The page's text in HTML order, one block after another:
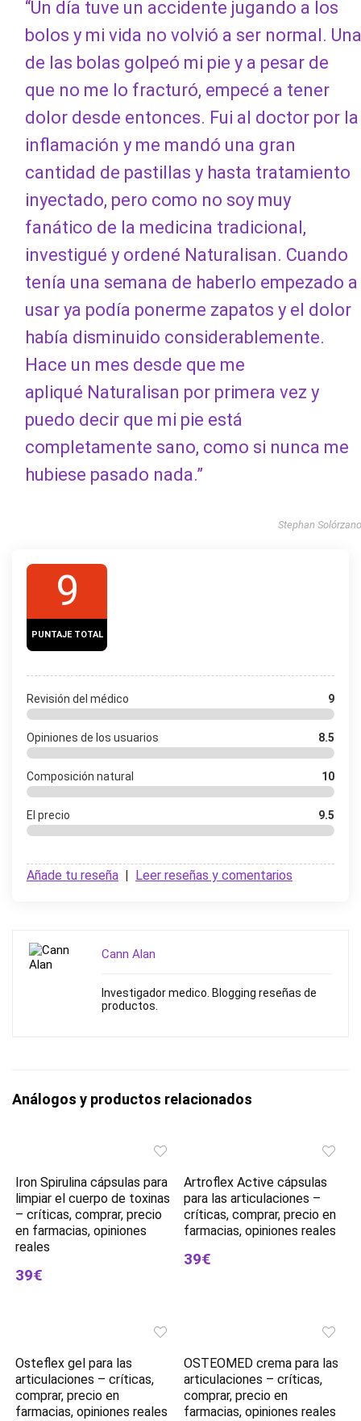
“Un día tuve un accidente jugando a los
bolos y mi vida no volvió a ser normal. Una
de las bolas golpeó mi pie y a pesar de
que no me lo fracturó, empecé a tener
dolor desde entonces. Fui al doctor por la
inflamación y me mandó una gran
cantidad de pastillas y hasta tratamiento
inyectado, pero como no soy muy
fanático de la medicina tradicional,
investigué y ordené Naturalisan. Cuando
tenía una semana de haberlo empezado a
usar ya podía ponerme zapatos y el dolor
había disminuido considerablemente.
Hace un mes desde que me
apliqué Naturalisan por primera vez y
puedo decir que mi pie está
completamente sano, como si nunca me
hubiese pasado nada.”
Stephan Solórzano
9
PUNTAJE TOTAL
Revisión del médico 9
Opiniones de los usuarios 8.5
Composición natural 10
El precio 9.5
Añade tu reseña Leer reseñas y comentarios
Cann Alan
Investigador medico. Blogging reseñas de
productos.
Análogos y productos relacionados
Iron Spirulina cápsulas para
limpiar el cuerpo de toxinas
– críticas, comprar, precio
en farmacias, opiniones
reales
39€
Artroflex Active cápsulas
para las articulaciones –
críticas, comprar, precio en
farmacias, opiniones reales
39€
Osteflex gel para las
articulaciones – críticas,
comprar, precio en
farmacias, opiniones reales
OSTEOMED crema para las
articulaciones – críticas,
comprar, precio en
farmacias, opiniones reales